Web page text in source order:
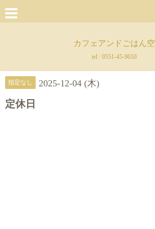
カフェアンドごはん空
tel : 0551-45-9610
指定なし 2025-12-04 (木)
定休日